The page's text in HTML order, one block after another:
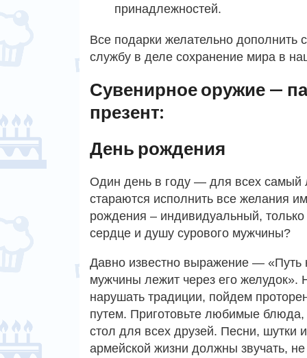
принадлежностей.
Все подарки желательно дополнить
службу в деле сохранение мира в
Сувенирное оружие —
презент:
День рождения
Один день в году — для всех самый
стараются исполнить все желания
рождения – индивидуальный,
сердце и душу сурового мужчины?
Давно известно выражение — «Путь
мужчины лежит через его желудок».
нарушать традиции, пойдем
путем. Приготовьте любимые блюда,
стол для всех друзей. Песни, шутки
армейской жизни должны звучать, не